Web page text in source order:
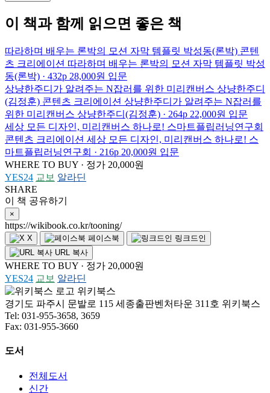
이 책과 함께 읽으면 좋은 책
따라하며 배우는 론박의 모션 자막 템플릿 박성동(론박) 콘텐
츠 크리에이션 따라하며 배우는 론박의 모션 자막 템플릿 박성
동(론박) · 432p 28,000원 입문
상냥한주디가 알려주는 N잡러를 위한 미리캔버스 상냥한주디
(김정훈) 콘텐츠 크리에이션 상냥한주디가 알려주는 N잡러를
위한 미리캔버스 상냥한주디(김정훈) · 264p 22,000원 입문
세상 모든 디자인, 미리캔버스 하나로! 스마트플립러닝연구회
콘텐츠 크리에이션 세상 모든 디자인, 미리캔버스 하나로! 스
마트플립러닝연구회 · 216p 20,000원 입문
WHERE TO BUY · 정가 20,000원
YES24 교보 알라딘
SHARE
이 책 공유하기
×
https://wikibook.co.kr/tooning/
X 페이스북
링크드인
URL 복사
WHERE TO BUY · 정가 20,000원
YES24 교보 알라딘
위키북스
경기도 파주시 문발로 115 세종출판벤처타운 311호 위키북스
Tel: 031-955-3658, 3659
Fax: 031-955-3660
도서
전체도서
신간